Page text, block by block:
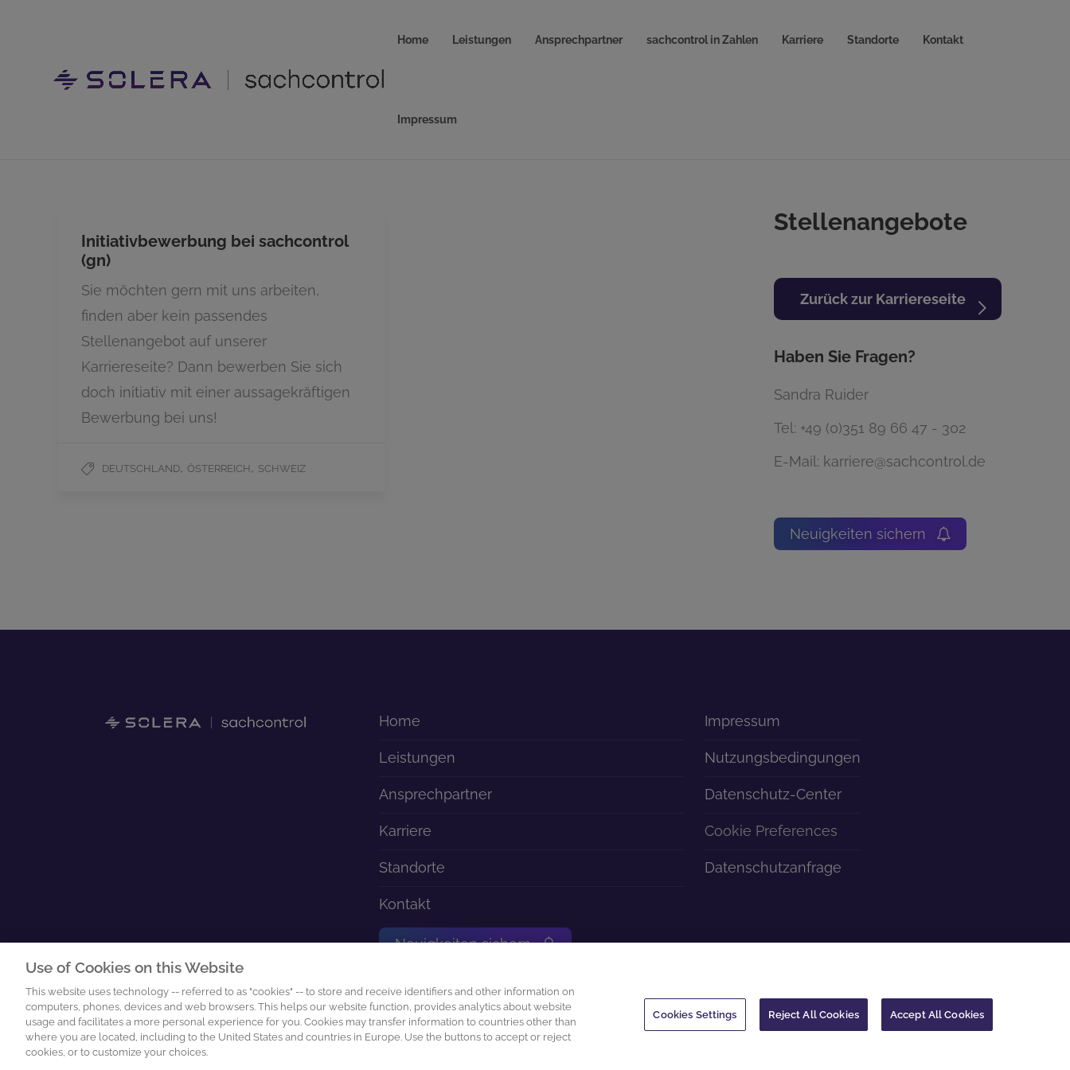
Home Leistungen Ansprechpartner sachcontrol in Zahlen Karriere Standorte Kontakt
Impressum
Initiativbewerbung bei sachcontrol
(gn)
Sie möchten gern mit uns arbeiten,
finden aber kein passendes
Stellenangebot auf unserer
Karriereseite? Dann bewerben Sie sich
doch initiativ mit einer aussagekräftigen
Bewerbung bei uns!
DEUTSCHLAND, ÖSTERREICH, SCHWEIZ
Stellenangebote
Zurück zur Karriereseite
Haben Sie Fragen?
Sandra Ruider
Tel: +49 (0)351 89 66 47 - 302
E-Mail: karriere@sachcontrol.de
Neuigkeiten sichern
Home
Leistungen
Ansprechpartner
Karriere
Standorte
Kontakt
Neuigkeiten sichern
Impressum
Nutzungsbedingungen
Datenschutz-Center
Cookie Preferences
Datenschutzanfrage
2026 sachcontrol GmbH
Use of Cookies on this Website
This website uses technology -- referred to as "cookies" -- to store and receive identifiers and other information on
computers, phones, devices and web browsers. This helps our website function, provides analytics about website
usage and facilitates a more personal experience for you. Cookies may transfer information to countries other than
where you are located, including to the United States and countries in Europe. Use the buttons to accept or reject
cookies, or to customize your choices.
Cookies Settings Reject All Cookies Accept All Cookies